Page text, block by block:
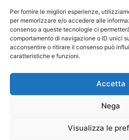
Per fornire le migliori esperienze,
per memorizzare e/o accedere alle
consenso a queste tecnologie ci
comportamento di navigazione o ID unici
acconsentire o ritirare il consenso può
caratteristiche e funzioni.
Accetta
Nega
Visualizza le
clienti@officinefvg.it
info@officinefvg.it
posta@officinefvgpec.It
ORARI
Sabato: 8:00 – 12:00